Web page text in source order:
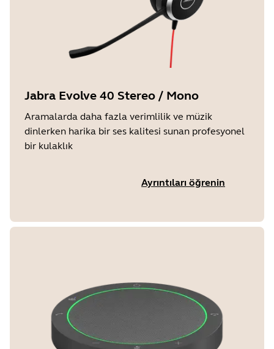
Jabra Evolve 40 Stereo / Mono
Aramalarda daha fazla verimlilik ve müzik
dinlerken harika bir ses kalitesi sunan profesyonel
bir kulaklık
Ayrıntıları öğrenin